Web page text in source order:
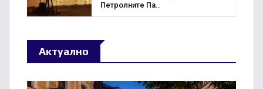
Петролните Па..
Актуално